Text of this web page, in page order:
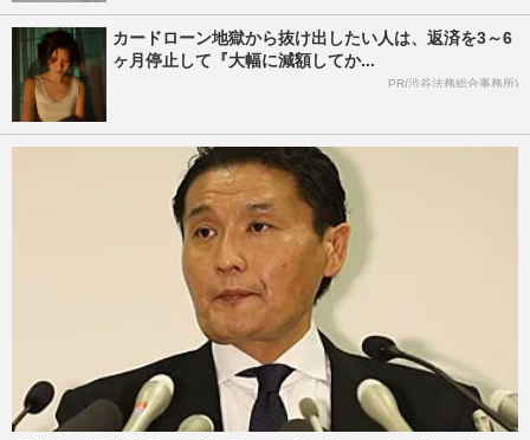
カードローン地獄から抜け出したい人は、返済を3～6
ヶ月停止して『大幅に減額してか...
PR(渋谷法務総合事務所)